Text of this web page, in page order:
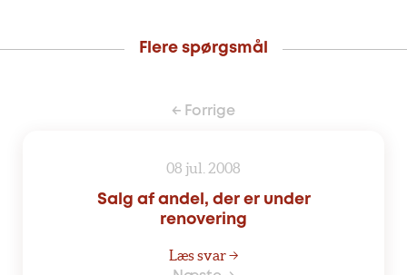
Flere spørgsmål
← Forrige
08 jul. 2008
Salg af andel, der er under
renovering
Læs svar →